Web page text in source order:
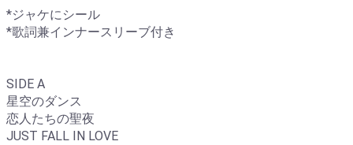
*ジャケにシール
*歌詞兼インナースリーブ付き
SIDE A
星空のダンス
恋人たちの聖夜
JUST FALL IN LOVE